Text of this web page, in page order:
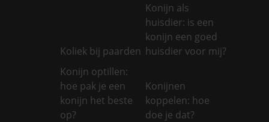
Koliek bij paarden
Konijn als
huisdier: is een
konijn een goed
huisdier voor mij?
Konijn optillen:
hoe pak je een
konijn het beste
op?
Konijnen
koppelen: hoe
doe je dat?